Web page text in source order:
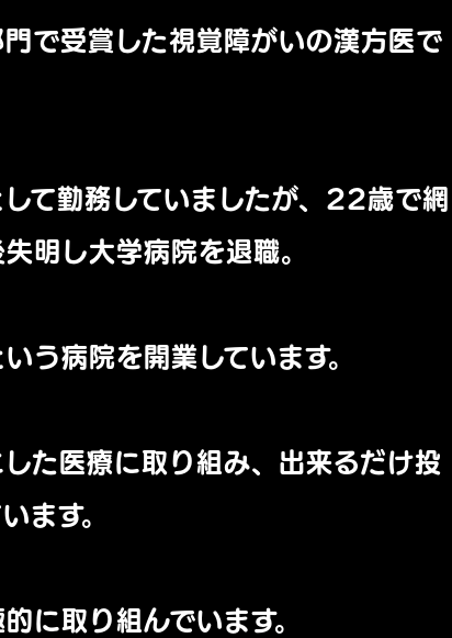
で受賞した視覚障がいの漢方医で
て勤務していましたが、22歳で網
明し大学病院を退職。
う病院を開業しています。
た医療に取り組み、出来るだけ投
ます。
に取り組んでいます。